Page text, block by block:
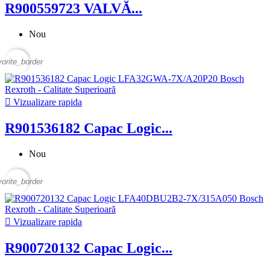
R900559723 VALVĂ...
Nou
 Vizualizare rapida
R901536182 Capac Logic...
Nou
 Vizualizare rapida
R900720132 Capac Logic...